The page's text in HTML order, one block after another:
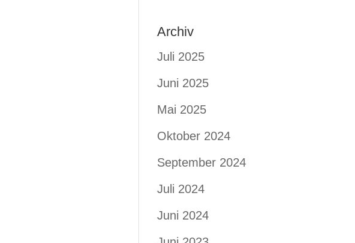
Archiv
Juli 2025
Juni 2025
Mai 2025
Oktober 2024
September 2024
Juli 2024
Juni 2024